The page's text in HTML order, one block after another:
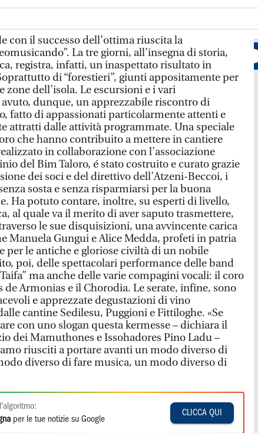
con il successo dell’ottima riuscita la
La tre giorni, all’insegna di storia,
registra, infatti, un inaspettato risultato in
di “forestieri”, giunti appositamente per
zone dell’isola. Le escursioni e i vari
dunque, un apprezzabile riscontro di
fatto di appassionati particolarmente attenti e
attratti dalle attività programmate. Una speciale
che hanno contribuito a mettere in cantiere
in collaborazione con l’associazione
del Bim Taloro, é stato costruito e curato grazie
dei soci e del direttivo dell’Atzeni-Beccoi, i
sosta e senza risparmiarsi per la buona
Ha potuto contare, inoltre, su esperti di livello,
al quale va il merito di aver saputo trasmettere,
le sue disquisizioni, una avvincente carica
Manuela Gungui e Alice Medda, profeti in patria
per le antiche e gloriose civiltà di un nobile
poi, delle spettacolari performance delle band
Taifa” ma anche delle varie compagini vocali: il coro
Armonias e il Chorodia. Le serate, infine, sono
e apprezzate degustazioni di vino
cantine Sedilesu, Puggioni e Fittiloghe. «Se
con uno slogan questa kermesse – dichiara il
dei Mamuthones e Issohadores Pino Ladu –
riusciti a portare avanti un modo diverso di
diverso di fare musica, un modo diverso di
per le tue notizie su Google
CLICCA QUI